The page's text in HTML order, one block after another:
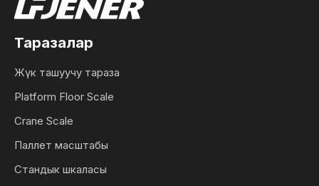
Таразалар
Жүк ташуучу тараза
Platform Floor Scale
Crane Scale
Паллет масштабы
Стандык шкаласы